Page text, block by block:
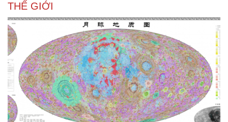
Du lịch
Podcast
THẾ GIỚI